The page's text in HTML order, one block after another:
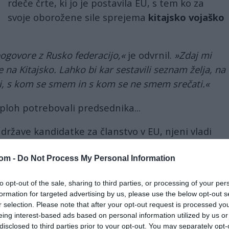
- Do Not Process My Personal Information
opt-out of the sale, sharing to third parties, or processing of your
for targeted advertising by us, please use the below opt-out
selection. Please note that after your opt-out request is processed
interest-based ads based on personal information utilized by us
to third parties prior to your opt-out. You may separately
rdeče črte, ki jo je postavila EU, s tem ko za
svoje oborožene sile sprejema kitajsko vojaško
z Rusko federacijo,«je odvrnil. »Zdaj mi
Kitajsko. Lahko bi kar sestavili seznam želja, na
kom se smem in s kom se ne smem srečati.«
potrebovali predsednika...
kandidatke za članstvo v EU, njeni vladi
moči«, je dodal in poudaril, da je Srbija
določala svojo politiko.
zaveznicoRusije, naj uvede sankcije proti